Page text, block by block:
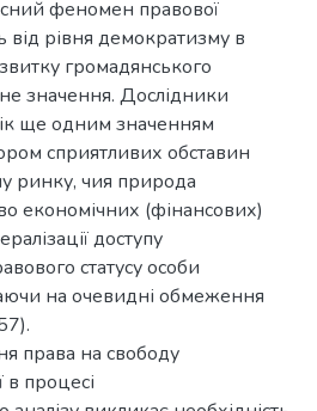
феномен правової
від рівня демократизму в
громадянського
значення. Дослідники
ще одним значенням
сприятливих обставин
ринку, чия природа
економічних (фінансових)
доступу
статусу особи
на очевидні обмеження
права на свободу
в процесі